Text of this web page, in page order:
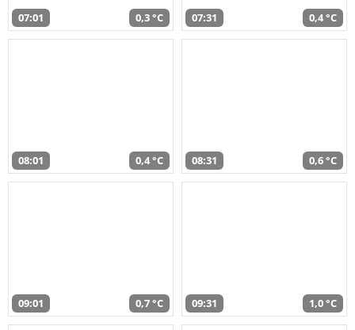
07:01 0,3 °C 07:31 0,4 °C
08:01 0,4 °C 08:31 0,6 °C
09:01 0,7 °C 09:31 1,0 °C